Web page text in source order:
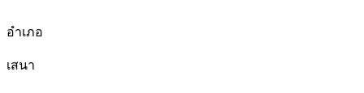
อำเภอ
เสนา